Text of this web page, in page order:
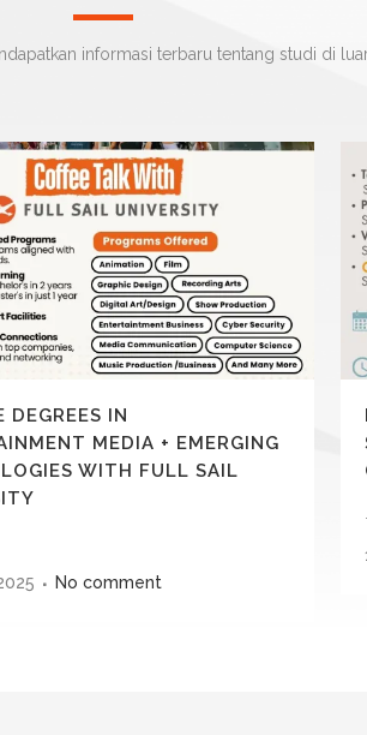
informasi terbaru tentang studi di
DEGREES IN
MEDIA + EMERGING
WITH FULL SAIL
No comment